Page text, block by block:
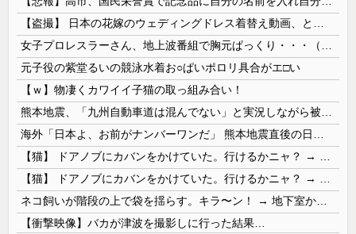
元子役の紫堂るいの競泳水着お○ぱいポロリ具合がエ□い
【ｗ】物凄くカワイイ子猫の取っ組み合い！
【衝撃映像】バカが津波を撮影しに行った結果…